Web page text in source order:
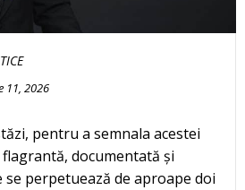
11, 2026
pentru a semnala acestei
documentată și
se perpetuează de aproape doi